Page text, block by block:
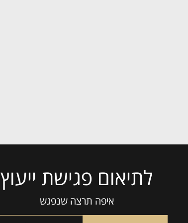
לתיאום פגישת ייעוץ
איפה תרצה שנפגש